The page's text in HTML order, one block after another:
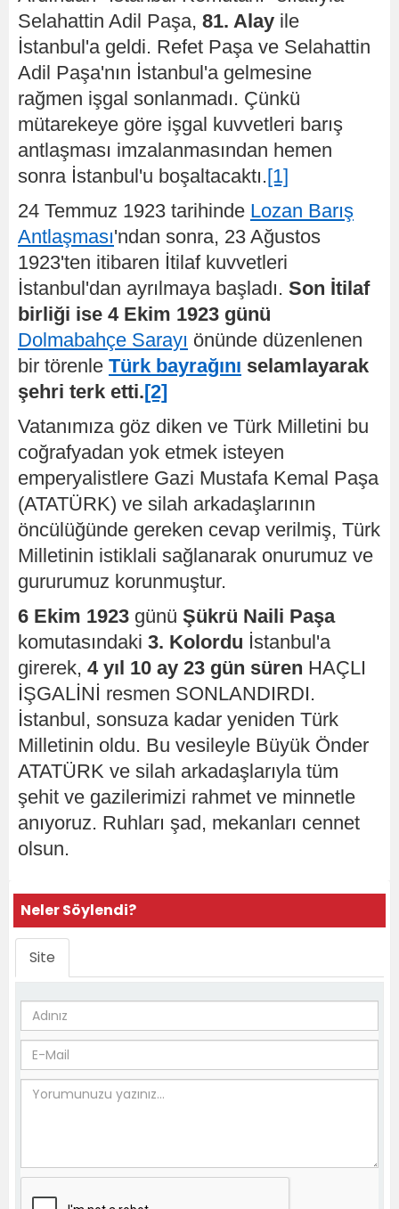
Selahattin Adil Paşa, 81. Alay ile
İstanbul'a geldi. Refet Paşa ve Selahattin
Adil Paşa'nın İstanbul'a gelmesine
rağmen işgal sonlanmadı. Çünkü
mütarekeye göre işgal kuvvetleri barış
antlaşması imzalanmasından hemen
sonra İstanbul'u boşaltacaktı.[1]
24 Temmuz 1923 tarihinde Lozan Barış
Antlaşması'ndan sonra, 23 Ağustos
1923'ten itibaren İtilaf kuvvetleri
İstanbul'dan ayrılmaya başladı. Son İtilaf
birliği ise 4 Ekim 1923 günü
Dolmabahçe Sarayı önünde düzenlenen
bir törenle Türk bayrağını selamlayarak
şehri terk etti.[2]
Vatanımıza göz diken ve Türk Milletini bu
coğrafyadan yok etmek isteyen
emperyalistlere Gazi Mustafa Kemal Paşa
(ATATÜRK) ve silah arkadaşlarının
öncülüğünde gereken cevap verilmiş, Türk
Milletinin istiklali sağlanarak onurumuz ve
gururumuz korunmuştur.
6 Ekim 1923 günü Şükrü Naili Paşa
komutasındaki 3. Kolordu İstanbul'a
girerek, 4 yıl 10 ay 23 gün süren HAÇLI
İŞGALİNİ resmen SONLANDIRDI.
İstanbul, sonsuza kadar yeniden Türk
Milletinin oldu. Bu vesileyle Büyük Önder
ATATÜRK ve silah arkadaşlarıyla tüm
şehit ve gazilerimizi rahmet ve minnetle
anıyoruz. Ruhları şad, mekanları cennet
olsun.
Neler Söylendi?
Site